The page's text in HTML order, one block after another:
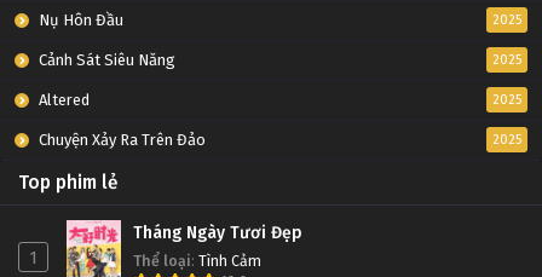
Nụ Hôn Đầu 2025
Cảnh Sát Siêu Năng 2025
Altered 2025
Chuyện Xảy Ra Trên Đảo 2025
Top phim lẻ
1
Tháng Ngày Tươi Đẹp
Thể loại: Tình Cảm